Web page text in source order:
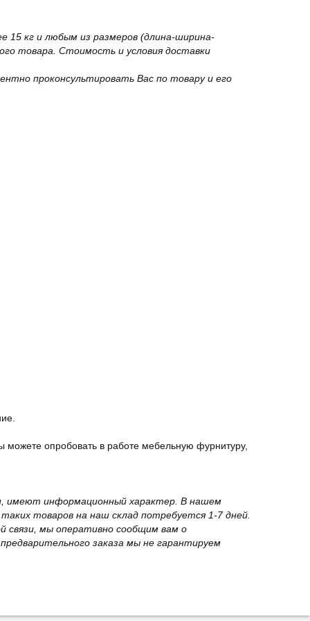
15 кг и любым из размеров (длина-ширина-
товара. Стоимость и условия доставки
проконсультировать Вас по товару и его
опробовать в работе мебельную фурнитуру,
имеют информационный характер. В нашем
товаров на наш склад потребуется 1-7 дней.
связи, мы оперативно сообщим вам о
заказа мы не гарантируем